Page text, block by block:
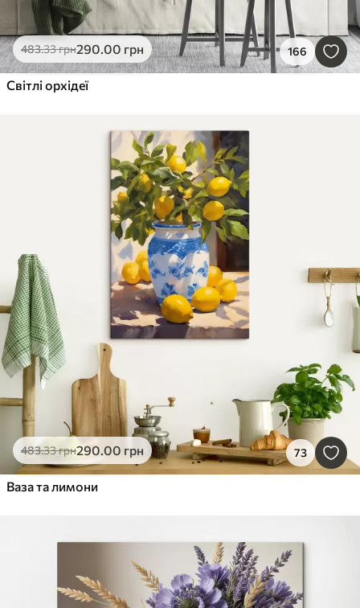
483.33грн290.00 грн 166
Світлі орхідеї
483.33грн290.00 грн 73
Ваза та лимони